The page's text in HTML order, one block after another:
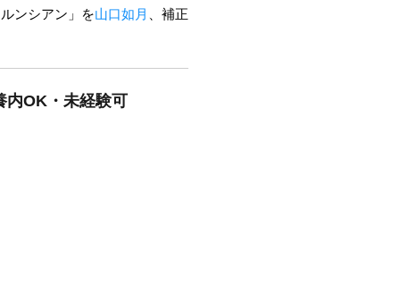
ンシアン」を山口如月
、補正
内OK・未経験可